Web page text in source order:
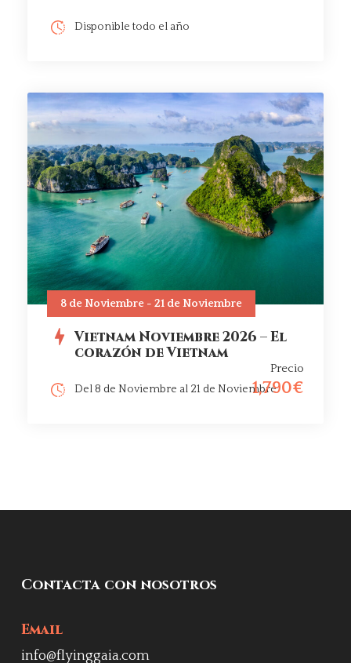
Disponible todo el año
8 de Noviembre - 21 de Noviembre
Vietnam Noviembre 2026 – El
corazón de Vietnam
Precio
1,790€
Del 8 de Noviembre al 21 de Noviembre
Contacta con nosotros
Email
info@flyinggaia.com